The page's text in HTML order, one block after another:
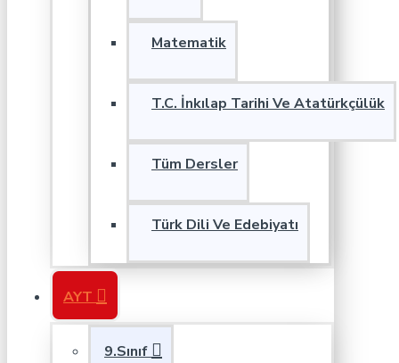
Matematik
T.C. İnkılap Tarihi Ve Atatürkçülük
Tüm Dersler
Türk Dili Ve Edebiyatı
AYT
9.Sınıf